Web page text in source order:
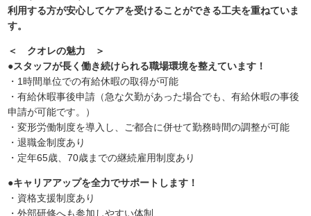
利用する方が安心してケアを受けることができる工夫を重ねていま
す。
＜ クオレの魅力 ＞
●スタッフが長く働き続けられる職場環境を整えています！
・1時間単位での有給休暇の取得が可能
・有給休暇事後申請（急な欠勤があった場合でも、有給休暇の事後
申請が可能です。）
・変形労働制度を導入し、ご都合に併せて勤務時間の調整が可能
・退職金制度あり
・定年65歳、70歳までの継続雇用制度あり
●キャリアアップを全力でサポートします！
・資格支援制度あり
・外部研修へも参加しやすい体制